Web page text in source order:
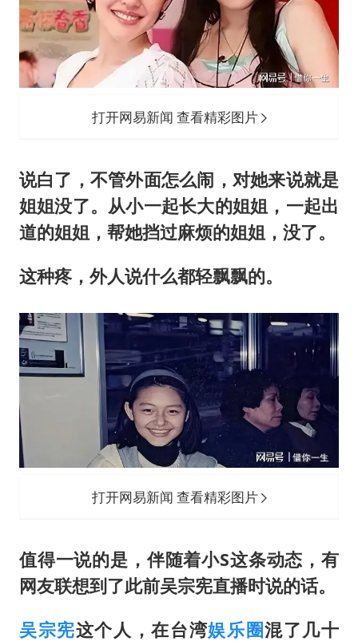
打开网易新闻 查看精彩图片
说白了，不管外面怎么闹，对她来说就是
姐姐没了。从小一起长大的姐姐，一起出
道的姐姐，帮她挡过麻烦的姐姐，没了。
这种疼，外人说什么都轻飘飘的。
打开网易新闻 查看精彩图片
值得一说的是，伴随着小S这条动态，有
网友联想到了此前吴宗宪直播时说的话。
吴宗宪这个人，在台湾娱乐圈混了几十